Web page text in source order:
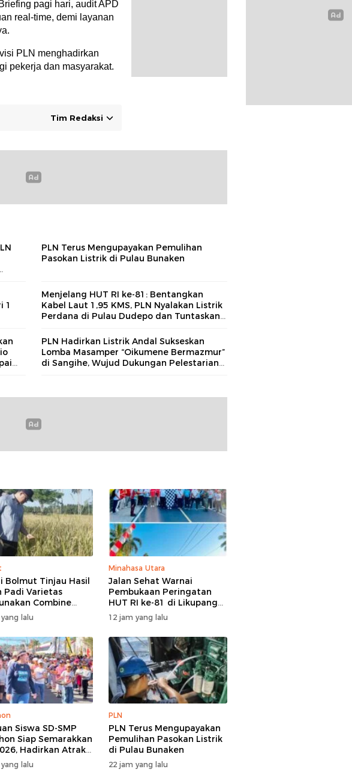
pagi hari, audit APD
real-time, demi layanan
PLN menghadirkan
pekerja dan masyarakat.
Tim Redaksi
PLN Terus Mengupayakan Pemulihan
Pasokan Listrik di Pulau Bunaken
1
Menjelang HUT RI ke-81: Bentangkan
Kabel Laut 1,95 KMS, PLN Nyalakan Listrik
Perdana di Pulau Dudepo dan Tuntaskan
Gorontalo
PLN Hadirkan Listrik Andal Sukseskan
Lomba Masamper “Oikumene Bermazmur”
di Sangihe, Wujud Dukungan Pelestarian
Bolmut Tinjau Hasil
Padi Varietas
Combine
lalu
Minahasa Utara
Jalan Sehat Warnai
Pembukaan Peringatan
HUT RI ke-81 di Likupang
Barat
12 jam yang lalu
Siswa SD-SMP
Siap Semarakkan
Hadirkan Atraksi
dan Harmoni Seni
lalu
PLN
PLN Terus Mengupayakan
Pemulihan Pasokan Listrik
di Pulau Bunaken
22 jam yang lalu